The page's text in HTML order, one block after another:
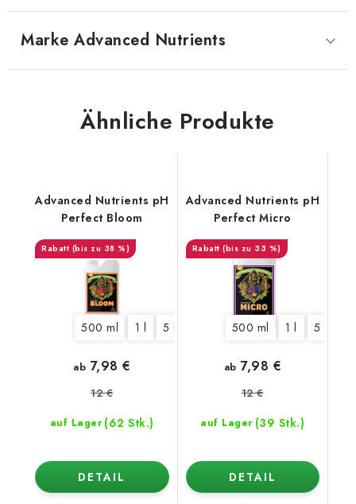
Marke Advanced Nutrients
Ähnliche Produkte
Advanced Nutrients pH
Perfect Bloom
(bis zu 38 %)
500 ml 1 l 5 l 20 l
auf Lager (62 Stk.)
ab 7,98 €
12 €
DETAIL
Advanced Nutrients pH
Perfect Micro
(bis zu 33 %)
500 ml 1 l 5 l
auf Lager (39 Stk.)
ab 7,98 €
12 €
DETAIL